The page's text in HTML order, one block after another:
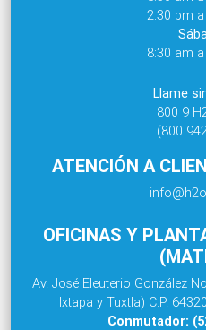
2:30 pm
8:30 am
Llame
800 9
(800
ATENCIÓN A
OFICINAS Y
Av. José Eleuterio González
Ixtapa y Tuxtla) C.P.
Conmutador: